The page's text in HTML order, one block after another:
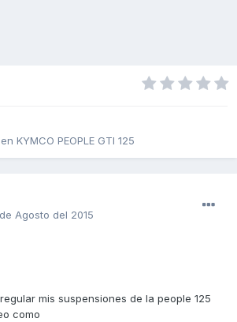
en KYMCO PEOPLE GTI 125
Agosto del 2015
mis suspensiones de la people 125
como